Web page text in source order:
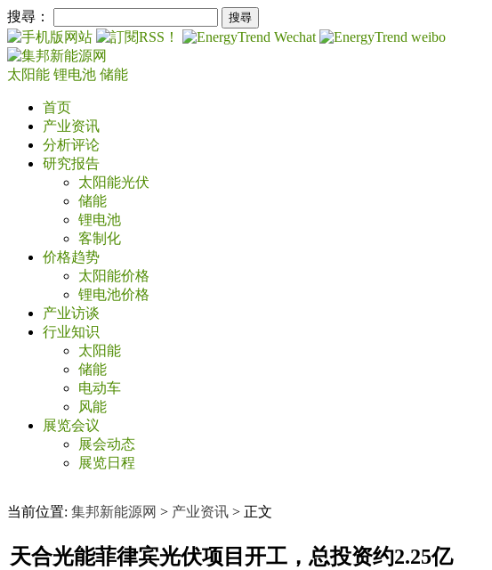
搜尋：
太阳能 锂电池 储能
首页
产业资讯
分析评论
研究报告
太阳能光伏
储能
锂电池
客制化
价格趋势
太阳能价格
锂电池价格
产业访谈
行业知识
太阳能
储能
电动车
风能
展览会议
展会动态
展览日程
当前位置: 集邦新能源网 > 产业资讯 > 正文
天合光能菲律宾光伏项目开工，总投资约2.25亿